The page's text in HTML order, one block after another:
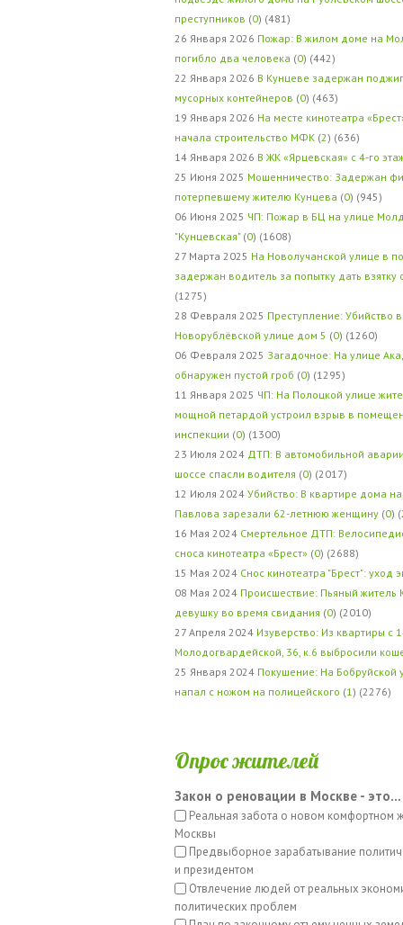
преступников (0) (481)
26 Января 2026 Пожар: В жилом доме на
погибло два человека (0) (442)
22 Января 2026 В Кунцеве задержан
мусорных контейнеров (0) (463)
19 Января 2026 На месте кинотеатра
начала строительство МФК (2) (636)
14 Января 2026 В ЖК «Ярцевская» с 4-го
25 Июня 2025 Мошенничество: Задержан
потерпевшему жителю Кунцева (0) (945)
06 Июня 2025 ЧП: Пожар в БЦ на улице
"Кунцевская" (0) (1608)
27 Марта 2025 На Новолучанской улице в
задержан водитель за попытку дать
(1275)
28 Февраля 2025 Преступление: Убийство
Новорублёвской улице дом 5 (0) (1260)
06 Февраля 2025 Загадочное: На улице
обнаружен пустой гроб (0) (1295)
11 Января 2025 ЧП: На Полоцкой улице
мощной петардой устроил взрыв в
инспекции (0) (1300)
23 Июля 2024 ДТП: В автомобильной
шоссе спасли водителя (0) (2017)
12 Июля 2024 Убийство: В квартире дома
Павлова зарезали 62-летнюю женщину (0)
16 Мая 2024 Смертельное ДТП:
сноса кинотеатра «Брест» (0) (2688)
15 Мая 2024 Снос кинотеатра "Брест": уход
08 Мая 2024 Происшествие: Пьяный житель
девушку во время свидания (0) (2010)
27 Апреля 2024 Изуверство: Из квартиры с
Молодогвардейской, 36, к.6 выбросили
25 Января 2024 Покушение: На Бобруйской
напал с ножом на полицейского (1 ) (2276)
Опрос жителей
Закон о реновации в Москве - это...
Реальная забота о новом комфортном
Москвы
Предвыборное зарабатывание
и президентом
Отвлечение людей от реальных
политических проблем